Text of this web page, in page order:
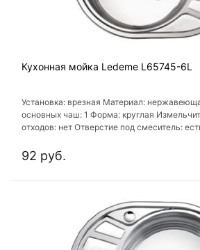
Кухонная мойка Ledeme L65745-6L
Установка: врезная Материал:
основных чаш: 1 Форма: круглая
отходов: нет Отверстие под смеситель:
92 руб.